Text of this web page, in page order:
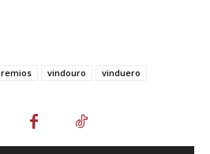
vindouro vinduero